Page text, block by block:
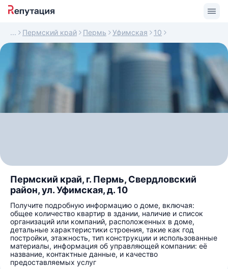
Пермский край Пермь Уфимская 10
Пермский край, г. Пермь, Свердловский
район, ул. Уфимская, д. 10
Получите подробную информацию о доме, включая:
общее количество квартир в здании, наличие и список
организаций или компаний, расположенных в доме,
детальные характеристики строения, такие как год
постройки, этажность, тип конструкции и использованные
материалы, информация об управляющей компании: её
название, контактные данные, и качество
предоставляемых услуг